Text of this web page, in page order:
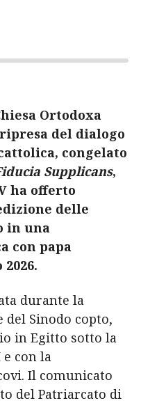
Ortodoxa
del dialogo
congelato
Supplicans,
ha offerto
delle
in una
con papa
durante la
del Sinodo copto,
in Egitto sotto la
con la
Il comunicato
del Patriarcato di